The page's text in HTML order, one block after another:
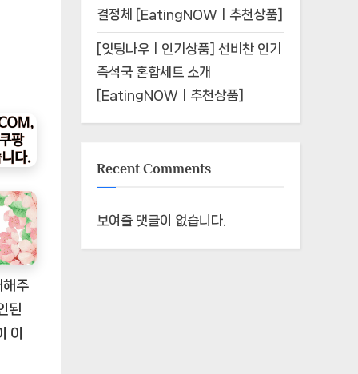
해주
된
이
결정체 [EatingNOWㅣ추천상품]
[잇팅나우ㅣ인기상품] 선비찬 인기
즉석국 혼합세트 소개
[EatingNOWㅣ추천상품]
Recent Comments
보여줄 댓글이 없습니다.